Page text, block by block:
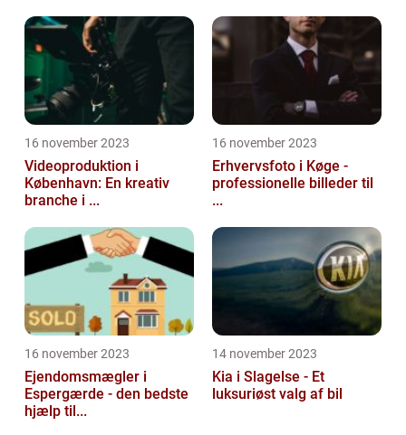
16 november 2023
Videoproduktion i
København: En kreativ
branche i ...
16 november 2023
Erhvervsfoto i Køge -
professionelle billeder til
...
16 november 2023
Ejendomsmægler i
Espergærde - den bedste
hjælp til...
14 november 2023
Kia i Slagelse - Et
luksuriøst valg af bil